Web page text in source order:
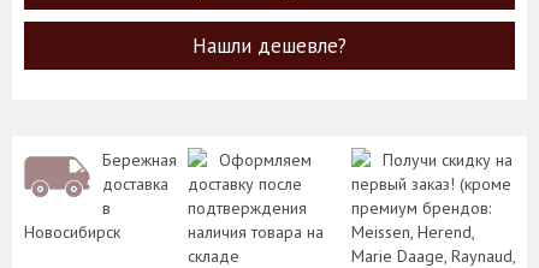
Нашли дешевле?
Бережная
доставка
в
Новосибирск
Оформляем
доставку после
подтверждения
наличия товара на
складе
Получи скидку на
первый заказ! (кроме
премиум брендов:
Meissen, Herend,
Marie Daage, Raynaud,